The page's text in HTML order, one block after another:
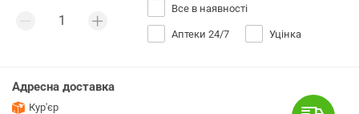
Все в наявності
Аптеки 24/7 Уцінка
Адресна доставка
Кур'єр